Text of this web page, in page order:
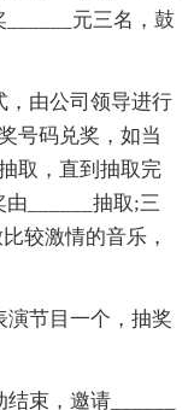
元三名，鼓
，由公司领导进行
号码兑奖，如当
取，直到抽取完
______抽取;三
较激情的音乐，
演节目一个，抽奖
束，邀请______